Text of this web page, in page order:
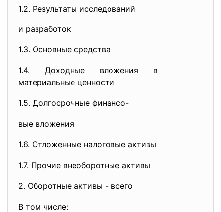
1.2. Результаты исследований
и разработок
1.3. Основные средства
1.4. Доходные вложения в
материальные ценности
1.5. Долгосрочные финансо-
вые вложения
1.6. Отложенные налоговые активы
1.7. Прочие внеоборотные активы
2. Оборотные активы - всего
В том числе: